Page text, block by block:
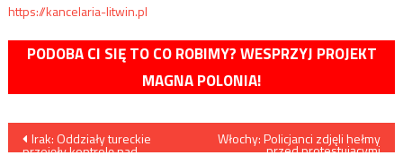
https://kancelaria-litwin.pl
PODOBA CI SIĘ TO CO ROBIMY? WESPRZYJ PROJEKT
MAGNA POLONIA!
Nawigacja
Irak: Oddziały tureckie
przejęły kontrolę nad
Włochy: Policjanci zdjęli hełmy
przed protestującymi